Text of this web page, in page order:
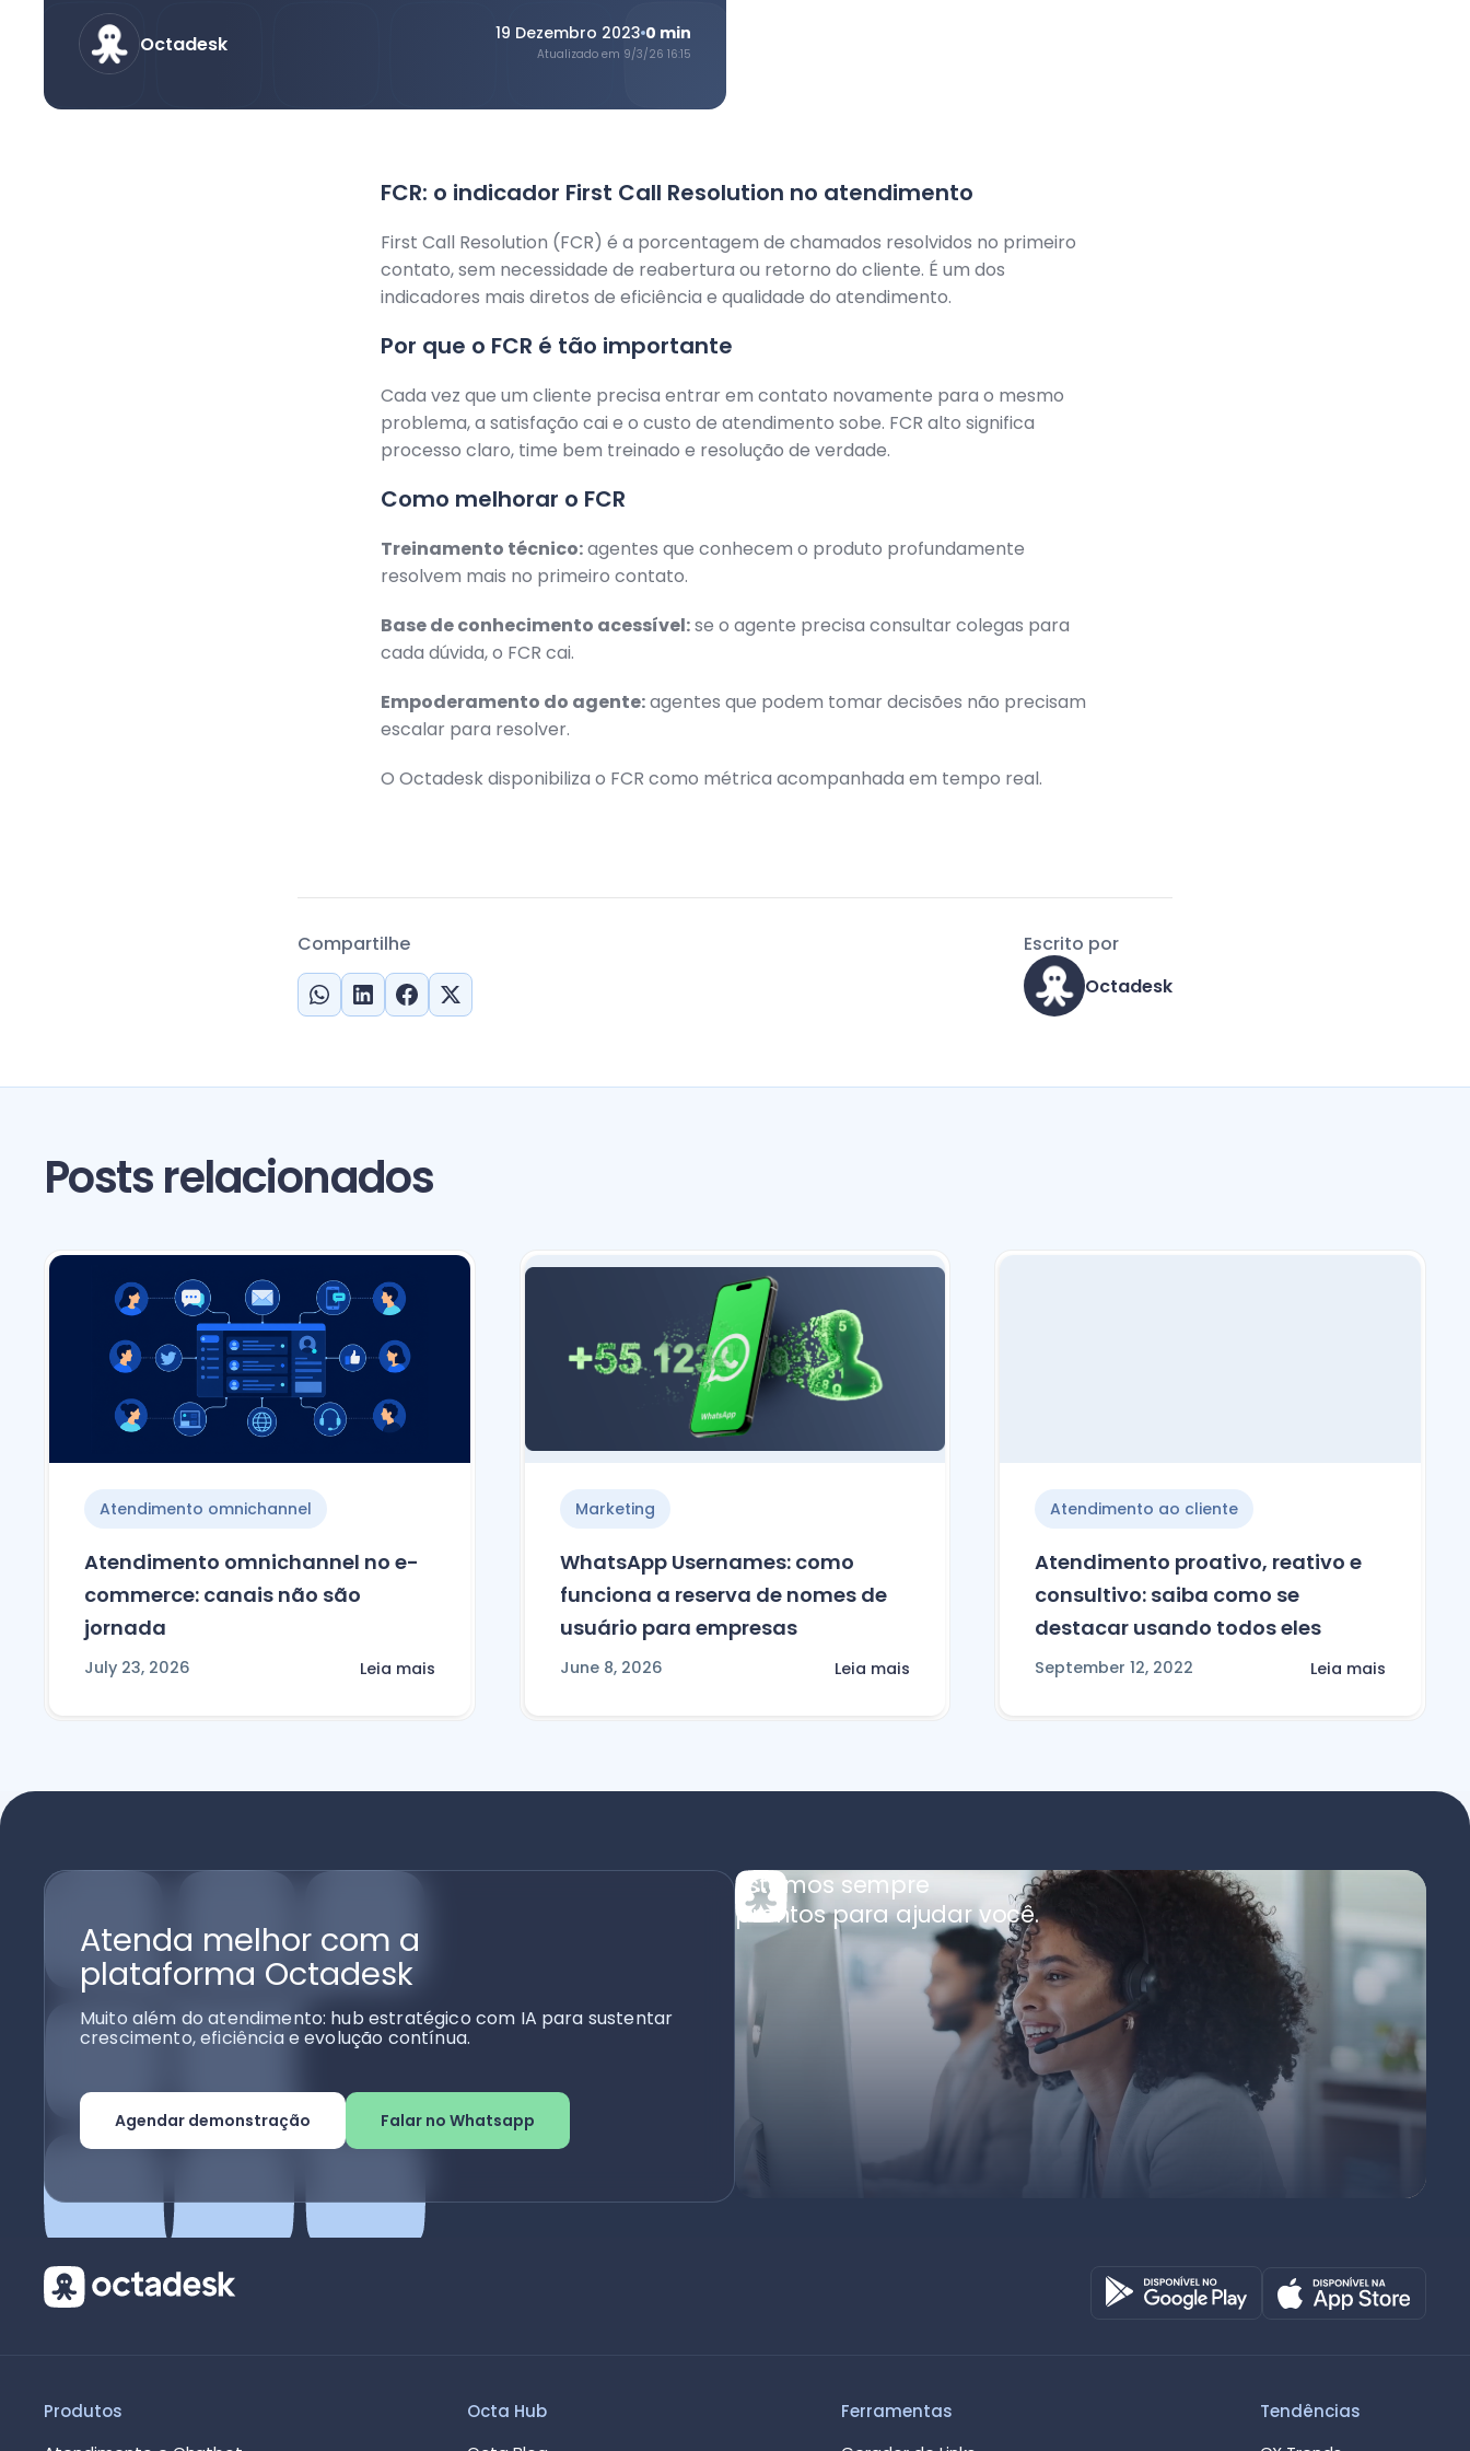
Octadesk 19 Dezembro 2023 0 min
Atualizado em 9/3/26 16:15
FCR: o indicador First Call Resolution no atendimento
First Call Resolution (FCR) é a porcentagem de chamados resolvidos no primeiro
contato, sem necessidade de reabertura ou retorno do cliente. É um dos
indicadores mais diretos de eficiência e qualidade do atendimento.
Por que o FCR é tão importante
Cada vez que um cliente precisa entrar em contato novamente para o mesmo
problema, a satisfação cai e o custo de atendimento sobe. FCR alto significa
processo claro, time bem treinado e resolução de verdade.
Como melhorar o FCR
Treinamento técnico:agentes que conhecem o produto profundamente
resolvem mais no primeiro contato.
Base de conhecimento acessível:se o agente precisa consultar colegas para
cada dúvida, o FCR cai.
Empoderamento do agente:agentes que podem tomar decisões não precisam
escalar para resolver.
O Octadesk disponibiliza o FCR como métrica acompanhada em tempo real.
Compartilhe
Escrito por
Octadesk
Posts relacionados
Atendimento omnichannel
Atendimento omnichannel no e-
commerce: canais não são
jornada
July 23, 2026 Leia mais
Marketing
WhatsApp Usernames: como
funciona a reserva de nomes de
usuário para empresas
June 8, 2026 Leia mais
Atendimento ao cliente
Atendimento proativo, reativo e
consultivo: saiba como se
destacar usando todos eles
September 12, 2022 Leia mais
Atenda melhor com a
plataforma Octadesk
Muito além do atendimento: hub estratégico com IA para sustentar
crescimento, eficiência e evolução contínua.
Agendar demonstração Falar no Whatsapp
Estamos sempre
prontos para ajudar você.
Produtos
Octa Hub
Ferramentas
Tendências
Octadesk
Online agora